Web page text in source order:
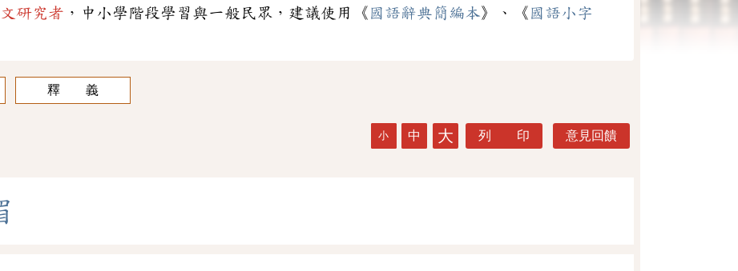
研究者 ，中小學階段學習與一般民眾，建議使用《 國語辭典簡編本》、《 國語小字
釋 義
小 中 大 列 印 意見回饋